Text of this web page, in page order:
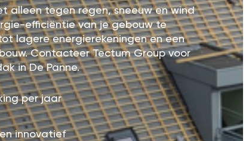
alleen tegen regen, sneeuw en wind
efficiëntie van je gebouw te
lagere energierekeningen en een
Contacteer Tectum Group voor
in De Panne.
per jaar
innovatief